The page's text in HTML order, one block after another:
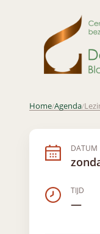
Home/Agenda/
DATUM
TIJD
—